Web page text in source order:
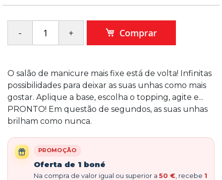
Comprar
O salão de manicure mais fixe está de volta! Infinitas
possibilidades para deixar as suas unhas como mais
gostar. Aplique a base, escolha o topping, agite e...
PRONTO! Em questão de segundos, as suas unhas
brilham como nunca.
PROMOÇÃO
Oferta de 1 boné
Na compra de valor igual ou superior a 50 € , recebe 1